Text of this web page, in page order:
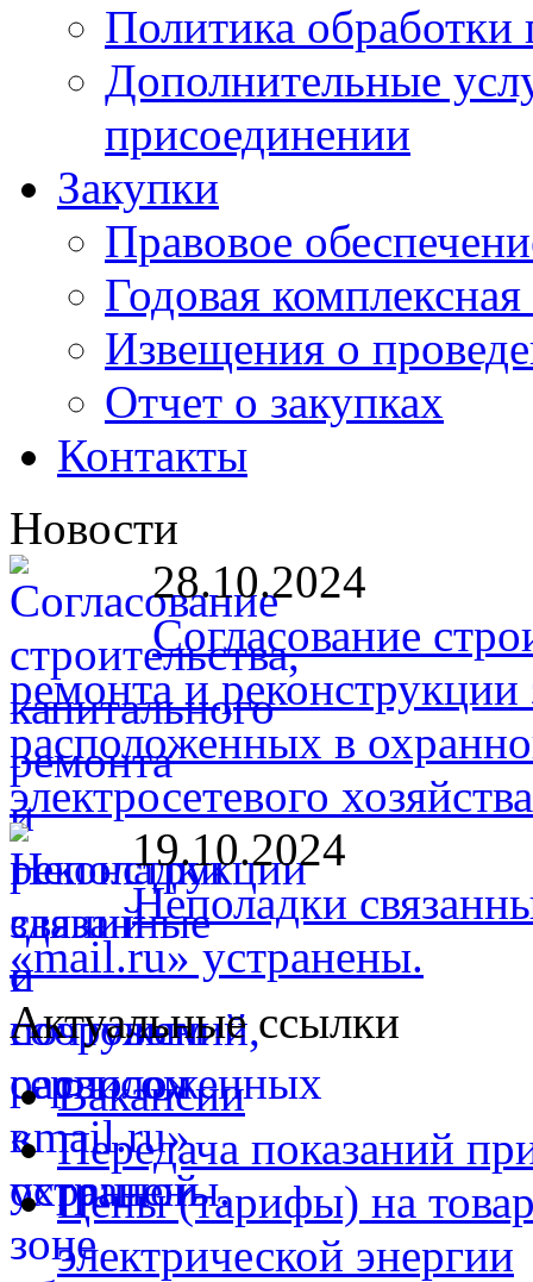
Политика
Дополнительные
присоединении
Закупки
Правовое
Годовая
Извещения о
Отчет о закупках
Контакты
Новости
28.10.2024
Согласование
ремонта и
расположенных в
электросетевого
19.10.2024
Неполадки
«mail.ru» устранены.
Актуальные ссылки
Вакансии
Передача показаний
Цены (тарифы) на
электрической энергии